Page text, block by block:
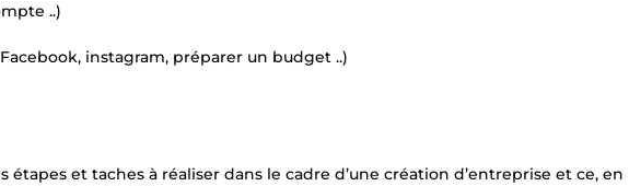
..)
instagram, préparer un budget ..)
et taches à réaliser dans le cadre d’une création d’entreprise et ce, en